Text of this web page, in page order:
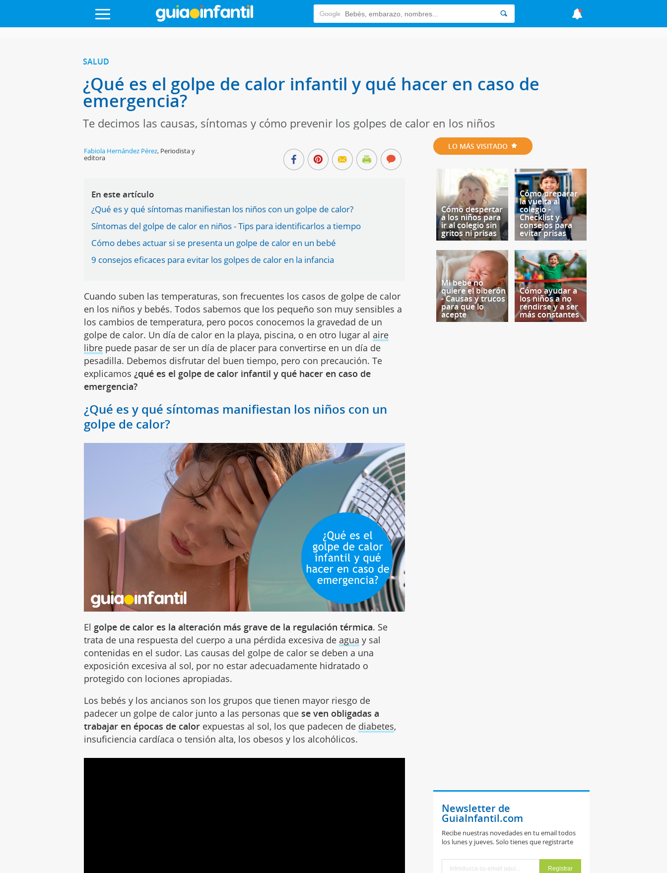
SALUD
¿Qué es el golpe de calor infantil y qué hacer en caso de
emergencia?
Te decimos las causas, síntomas y cómo prevenir los golpes de calor en los niños
Fabiola Hernández Pérez, Periodista y
editora
En este artículo
¿Qué es y qué síntomas manifiestan los niños con un golpe de calor?
Síntomas del golpe de calor en niños - Tips para identificarlos a tiempo
Cómo debes actuar si se presenta un golpe de calor en un bebé
9 consejos eficaces para evitar los golpes de calor en la infancia
Cuando suben las temperaturas, son frecuentes los casos de golpe de calor
en los niños y bebés. Todos sabemos que los pequeño son muy sensibles a
los cambios de temperatura, pero pocos conocemos la gravedad de un
golpe de calor. Un día de calor en la playa, piscina, o en otro lugar al aire
libre puede pasar de ser un día de placer para convertirse en un día de
pesadilla. Debemos disfrutar del buen tiempo, pero con precaución. Te
explicamos¿qué es el golpe de calor infantil y qué hacer en caso de
emergencia?
¿Qué es y qué síntomas manifiestan los niños con un
golpe de calor?
El golpe de calor es la alteración más grave de la regulación térmica. Se
trata de una respuesta del cuerpo a una pérdida excesiva de agua y sal
contenidas en el sudor. Las causas del golpe de calor se deben a una
exposición excesiva al sol, por no estar adecuadamente hidratado o
protegido con lociones apropiadas.
Los bebés y los ancianos son los grupos que tienen mayor riesgo de
padecer un golpe de calor junto a las personas quese ven obligadas a
trabajar en épocas de calor expuestas al sol, los que padecen de diabetes,
insuficiencia cardíaca o tensión alta, los obesos y los alcohólicos.
LO MÁS VISITADO
Cómo despertar
a los niños para
ir al colegio sin
gritos ni prisas
Cómo preparar
la vuelta al
colegio -
Checklist y
consejos para
evitar prisas
Mi bebé no
quiere el biberón
- Causas y trucos
para que lo
acepte
Cómo ayudar a
los niños a no
rendirse y a ser
más constantes
Newsletter de
GuiaInfantil.com
Recibe nuestras novedades en tu email todos
los lunes y jueves. Solo tienes que registrarte